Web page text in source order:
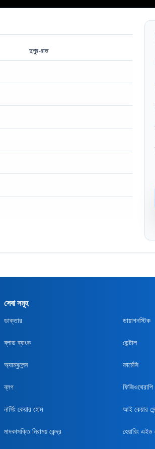
দুপুর-রাত
সেবা সমূহ
ডাক্তার ডায়াগনস্টিক
ব্লাড ব্যাংক ডেন্টাল
অ্যাম্বুলেন্স ফার্মেসি
ব্লগ ফিজিওথেরাপি
নার্সিং কেয়ার হোম আই কেয়ার
মাদকাসক্তি নিরাময় কেন্দ্র হেয়ারিং এইড